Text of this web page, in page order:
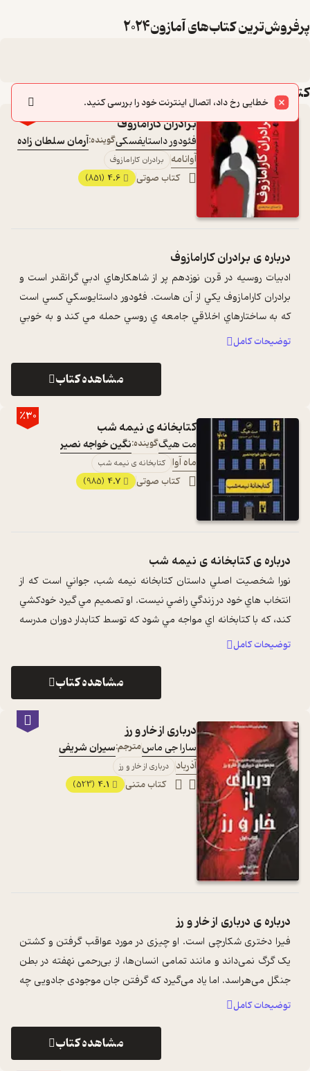
پرفروش‌ترین کتاب‌های آمازون2024
کتاب‌های این لیست
برادران کارامازوف
فئودور داستایفسکیگوینده:آرمان سلطان زاده
آوانامه
برادران کارامازوف
کتاب صوتی 4.6
(851)
درباره ی برادران کارامازوف
ادبيات روسيه در قرن نوزدهم پر از شاهکارهاي ادبي گرانقدر است و
برادران کارامازوف يکي از آن هاست. فئودور داستايوسکي کسي است
که به ساختارهاي اخلاقي جامعه ي روسي حمله مي کند و به خوبي
مي داند از چه حرف بز ...
توضیحات کامل
مشاهده کتاب
٪30
کتابخانه ی نیمه شب
مت هیگگوینده:نگین خواجه نصیر
ماه آوا کتابخانه ی نیمه شب
کتاب صوتی 4.7
(985)
درباره یکتابخانه ی نیمه شب
نورا شخصيت اصلي داستان کتابخانه نيمه شب، جواني است که از
انتخاب هاي خود در زندگي راضي نيست. او تصميم مي گيرد خودکشي
کند، که با کتابخانه اي مواجه مي شود که توسط کتابدار دوران مدرسه
اش خانم الم اداره ...
توضیحات کامل
مشاهده کتاب
درباری از خار و رز
سارا جی ماسمترجم:سیران شریفی
آذرباد
درباری از خار و رز
کتاب متنی 4.1
(523)
درباره ی درباری از خار و رز
فیرا دختری شکارچی است. او چیزی در مورد عواقب گرفتن و کشتن
یک گرگ نمی‌داند و مانند تمامی انسان‌ها، از بی‌رحمی نهفته در بطن
جنگل می‌هراسد. اما یاد می‌گیرد که گرفتن جان موجودی جادویی چه
بهای سنگینی در پ ...
توضیحات کامل
مشاهده کتاب
خطایی رخ داد، اتصال اینترنت خود را بررسی کنید.